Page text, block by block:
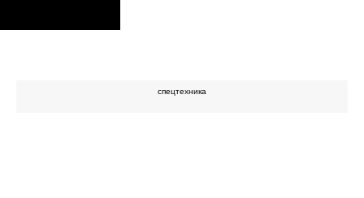
спецтехника